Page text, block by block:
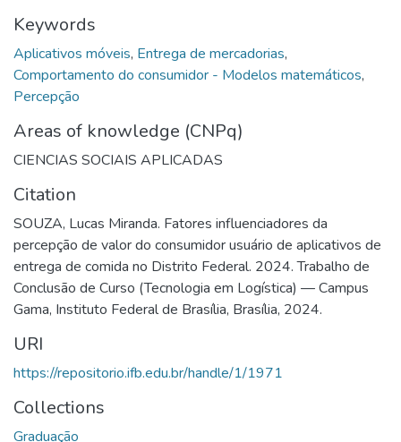
Keywords
Aplicativos móveis, Entrega de mercadorias,
Comportamento do consumidor - Modelos matemáticos,
Percepção
Areas of knowledge (CNPq)
CIENCIAS SOCIAIS APLICADAS
Citation
SOUZA, Lucas Miranda. Fatores influenciadores da
percepção de valor do consumidor usuário de aplicativos de
entrega de comida no Distrito Federal. 2024. Trabalho de
Conclusão de Curso (Tecnologia em Logística) — Campus
Gama, Instituto Federal de Brasília, Brasília, 2024.
URI
https://repositorio.ifb.edu.br/handle/1/1971
Collections
Graduação